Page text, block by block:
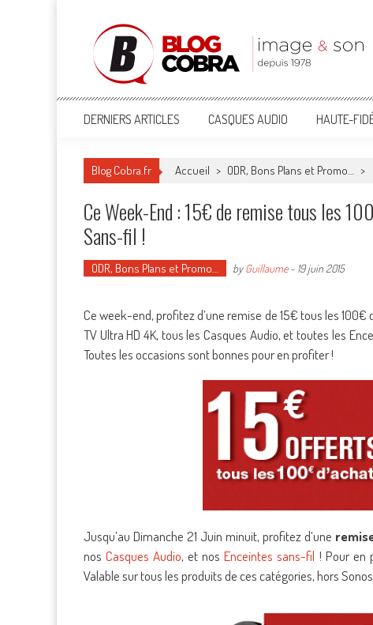
Blog Cobra
Toute l'actu Image & Son !
DERNIERS ARTICLES CASQUES AUDIO HAUTE-
Blog Cobra.fr Accueil > ODR, Bons Plans et Promo… >
Ce Week-End : 15€ de remise tous les
Sans-fil !
ODR, Bons Plans et Promo… byGuillaume- 19 juin 2015
Ce week-end, profitez d’une remise de 15€ tous les
TV Ultra HD 4K, tous les Casques Audio, et toutes les
Toutes les occasions sont bonnes pour en profiter !
Jusqu’au Dimanche 21 Juin minuit, profitez d’une
nosCasques Audio, et nosEnceintes sans-fil ! Pour en
Valable sur tous les produits de ces catégories, hors